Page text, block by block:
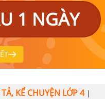
1 NGÀY
KỂ CHUYỆN LỚP 4|